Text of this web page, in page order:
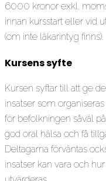
6000 kronor exkl.
innan kursstart eller vid
(om inte läkarintyg finns).
Kursens syfte
Kursen syftar till att ge
insatser som
för befolkningen såväl
god oral hälsa och få
Deltagarna förväntas
insatser kan vara och